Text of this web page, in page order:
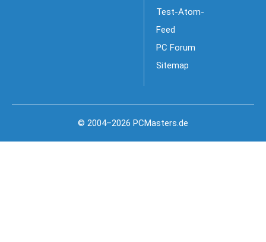
Test-Atom-
Feed
PC Forum
Sitemap
© 2004–2026 PCMasters.de